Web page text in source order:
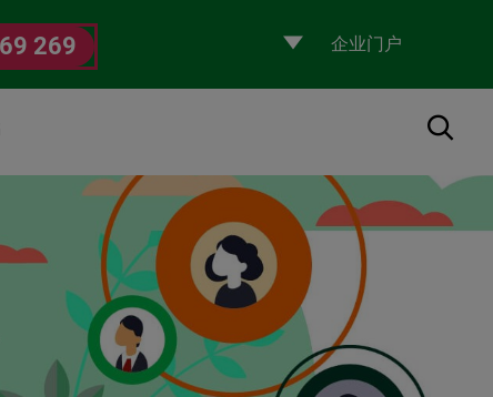
269
Selecciona
un
搜索